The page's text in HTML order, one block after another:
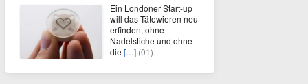
Ein Londoner Start-up
will das Tätowieren neu
erfinden, ohne
Nadelstiche und ohne
die […] (01)